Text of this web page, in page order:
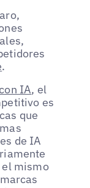
.
IA, el
es
que
de IA
el mismo